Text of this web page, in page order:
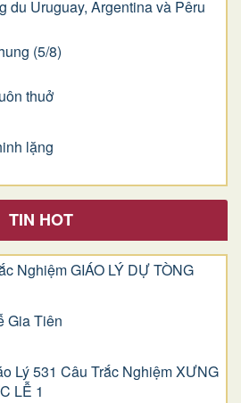
du Uruguay, Argentina và Pêru
(5/8)
thuở
lặng
TIN HOT
Nghiệm GIÁO LÝ DỰ TÒNG
Gia Tiên
Lý 531 Câu Trắc Nghiệm XƯNG
LỄ 1